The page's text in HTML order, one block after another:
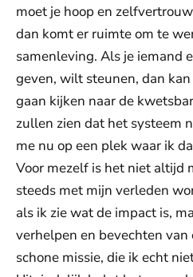
moet je hoop en
dan komt er ruimte om te
samenleving. Als je iemand
geven, wilt steunen, dan
gaan kijken naar de
zullen zien dat het systeem
me nu op een plek waar ik
Voor mezelf is het niet altijd
steeds met mijn verleden
als ik zie wat de impact is,
verhelpen en bevechten van
schone missie, die ik echt